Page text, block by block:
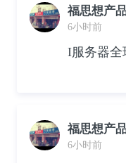
福思想产
6小时前
I服务器全
福思想产
6小时前